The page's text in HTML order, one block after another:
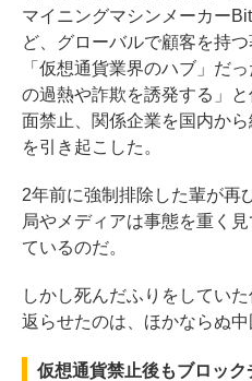
マイニングマシンメーカー
ど、グローバルで顧客を持
「仮想通貨業界のハブ」だ
の過熱や詐欺を誘発する」
面禁止、関係企業を国内か
を引き起こした。
2年前に強制排除した輩が
局やメディアは事態を重く
ているのだ。
しかし死んだふりをしてい
返らせたのは、ほかならぬ中
仮想通貨禁止後もブロック